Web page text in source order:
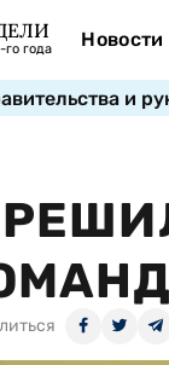
года Новости
и